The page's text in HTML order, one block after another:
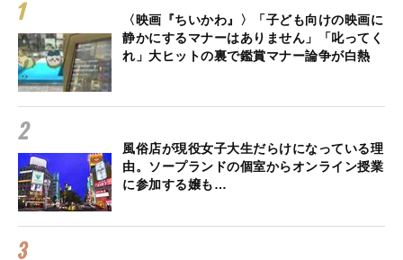
〈映画『ちいかわ』〉「子ども向けの映画に
静かにするマナーはありません」「叱ってく
れ」大ヒットの裏で鑑賞マナー論争が白熱
風俗店が現役女子大生だらけになっている理
由。ソープランドの個室からオンライン授業
に参加する嬢も…